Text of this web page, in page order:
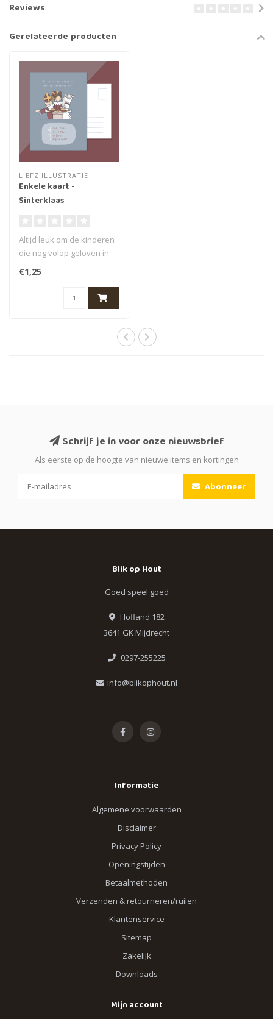
Reviews
Gerelateerde producten
LIEFZ ILLUSTRATIE
Enkele kaart -
Sinterklaas
Altijd leuk om de kinderen
die nog volop geloven in
Sinterklaas een cadeautje
te..
€1,25
Schrijf je in voor onze nieuwsbrief
Als eerste op de hoogte van nieuwe items en kortingen
Abonneer
Blik op Hout
Goed speel goed
Hofland 182
3641 GK Mijdrecht
0297-255225
info@blikophout.nl
Informatie
Algemene voorwaarden
Disclaimer
Privacy Policy
Openingstijden
Betaalmethoden
Verzenden & retourneren/ruilen
Klantenservice
Sitemap
Zakelijk
Downloads
Mijn account